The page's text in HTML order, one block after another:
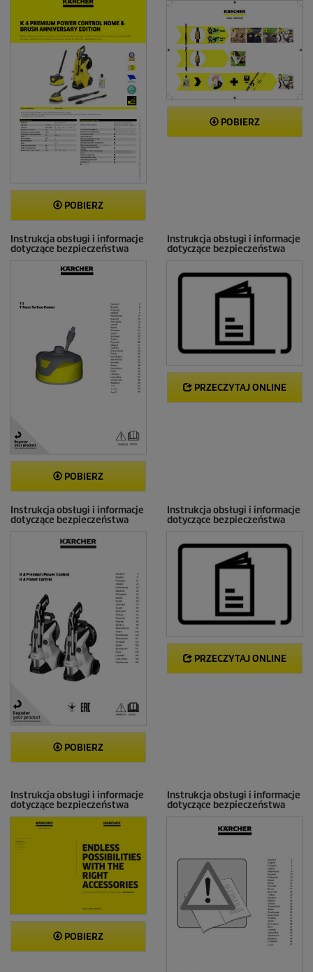
i
POBIERZ
POBIERZ
Instrukcja obsługi i informacje
dotyczące bezpieczeństwa
POBIERZ
Instrukcja obsługi i informacje
dotyczące bezpieczeństwa
PRZECZYTAJ ONLINE
Instrukcja obsługi i informacje
dotyczące bezpieczeństwa
POBIERZ
Instrukcja obsługi i informacje
dotyczące bezpieczeństwa
PRZECZYTAJ ONLINE
Instrukcja obsługi i informacje
dotyczące bezpieczeństwa
POBIERZ
Instrukcja obsługi i informacje
dotyczące bezpieczeństwa